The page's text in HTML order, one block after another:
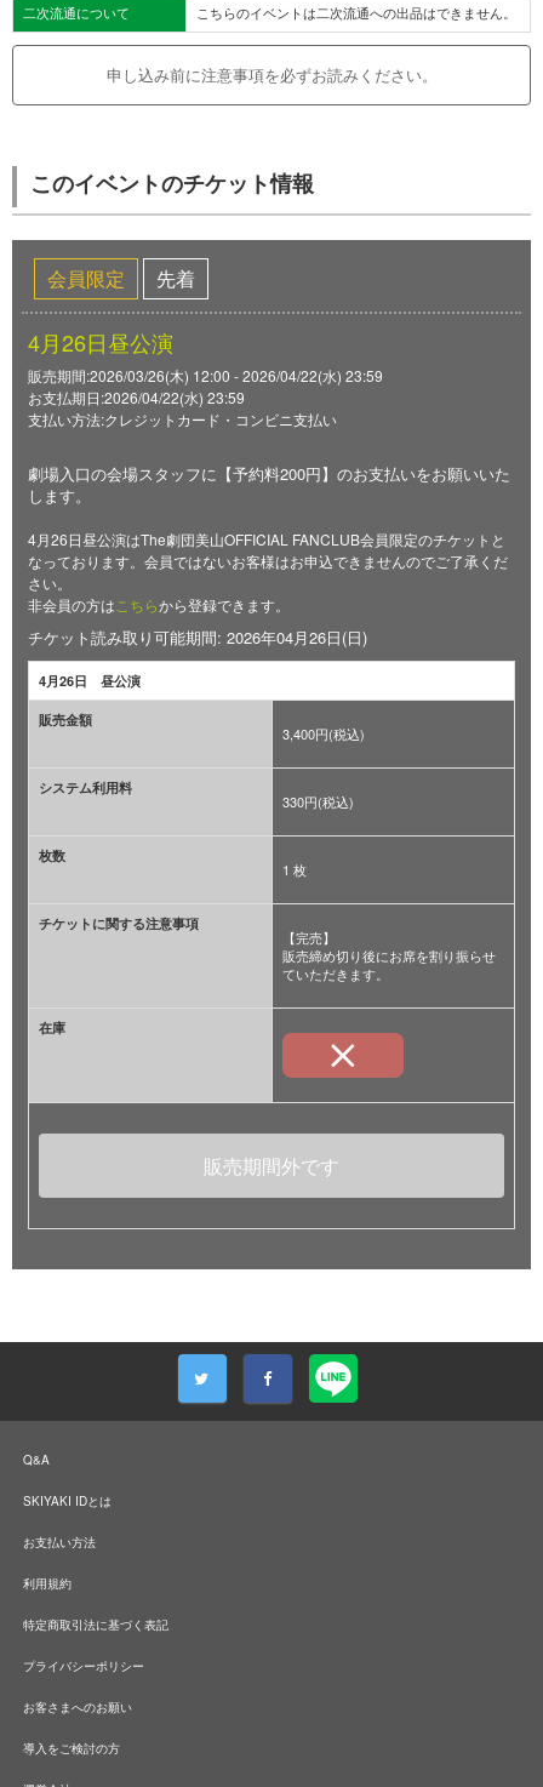
二次流通について
こちらのイベントは二次流通への出品はできません。
申し込み前に注意事項を必ずお読みください。
このイベントのチケット情報
会員限定 先着
4月26日昼公演
販売期間:2026/03/26(木) 12:00 - 2026/04/22(水) 23:59
お支払期日:2026/04/22(水) 23:59
支払い方法:クレジットカード・コンビニ支払い
劇場入口の会場スタッフに【予約料200円】のお支払いをお願いいた
します。
4月26日昼公演はThe劇団美山OFFICIAL FANCLUB会員限定のチケットと
なっております。会員ではないお客様はお申込できませんのでご了承くだ
さい。
非会員の方は こちらから登録できます。
チケット読み取り可能期間: 2026年04月26日(日)
4月26日 昼公演
販売金額
3,400円(税込)
システム利用料
330円(税込)
枚数
1 枚
チケットに関する注意事項
【完売】
販売締め切り後にお席を割り振らせ
ていただきます。
在庫
販売期間外です
Q&A
SKIYAKI IDとは
お支払い方法
利用規約
特定商取引法に基づく表記
プライバシーポリシー
お客さまへのお願い
導入をご検討の方